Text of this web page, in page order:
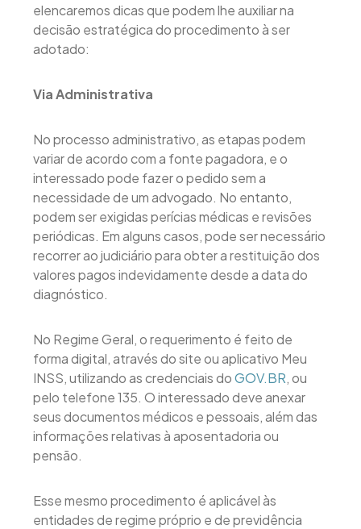
elencaremos dicas que podem lhe auxiliar na
decisão estratégica do procedimento à ser
adotado:
Via Administrativa
No processo administrativo, as etapas podem
variar de acordo com a fonte pagadora, e o
interessado pode fazer o pedido sem a
necessidade de um advogado. No entanto,
podem ser exigidas perícias médicas e revisões
periódicas. Em alguns casos, pode ser necessário
recorrer ao judiciário para obter a restituição dos
valores pagos indevidamente desde a data do
diagnóstico.
No Regime Geral, o requerimento é feito de
forma digital, através do site ou aplicativo Meu
INSS, utilizando as credenciais doGOV.BR, ou
pelo telefone 135. O interessado deve anexar
seus documentos médicos e pessoais, além das
informações relativas à aposentadoria ou
pensão.
Esse mesmo procedimento é aplicável às
entidades de regime próprio e de previdência